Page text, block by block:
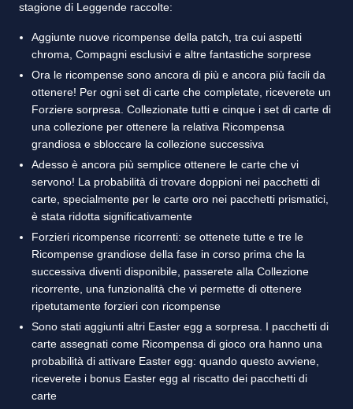
stagione di Leggende raccolte:
Aggiunte nuove ricompense della patch, tra cui aspetti
chroma, Compagni esclusivi e altre fantastiche sorprese
Ora le ricompense sono ancora di più e ancora più facili da
ottenere! Per ogni set di carte che completate, riceverete un
Forziere sorpresa. Collezionate tutti e cinque i set di carte di
una collezione per ottenere la relativa Ricompensa
grandiosa e sbloccare la collezione successiva
Adesso è ancora più semplice ottenere le carte che vi
servono! La probabilità di trovare doppioni nei pacchetti di
carte, specialmente per le carte oro nei pacchetti prismatici,
è stata ridotta significativamente
Forzieri ricompense ricorrenti: se ottenete tutte e tre le
Ricompense grandiose della fase in corso prima che la
successiva diventi disponibile, passerete alla Collezione
ricorrente, una funzionalità che vi permette di ottenere
ripetutamente forzieri con ricompense
Sono stati aggiunti altri Easter egg a sorpresa. I pacchetti di
carte assegnati come Ricompensa di gioco ora hanno una
probabilità di attivare Easter egg: quando questo avviene,
riceverete i bonus Easter egg al riscatto dei pacchetti di
carte